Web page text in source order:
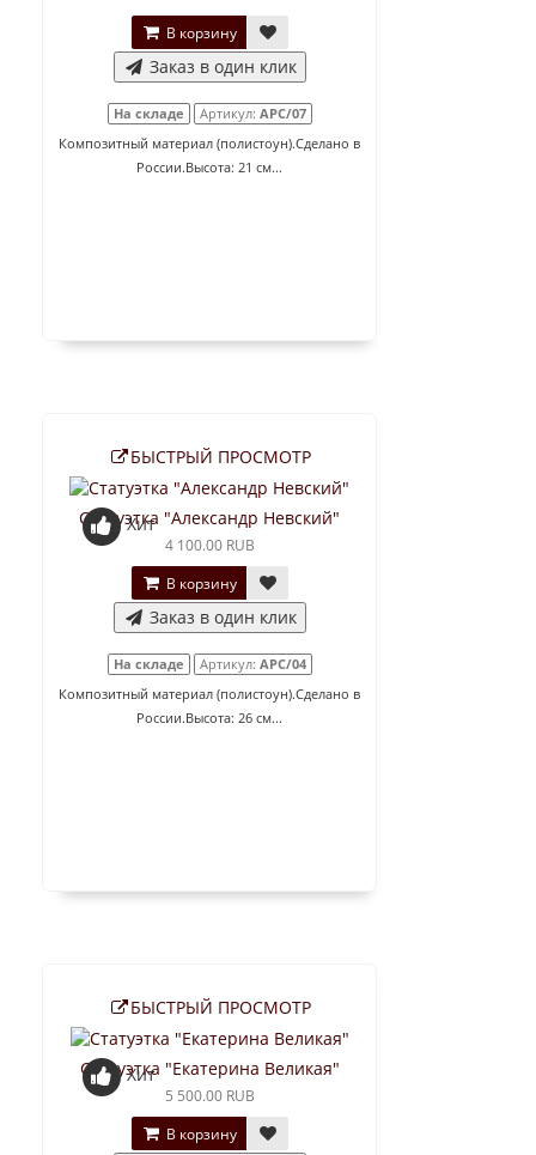
В корзину
Заказ в один клик
На складе Артикул: АРС/07
Композитный материал (полистоун).Сделано в
России.Высота: 21 см...
БЫСТРЫЙ ПРОСМОТР
Хит
Статуэтка "Александр Невский"
4 100.00 RUB
В корзину
Заказ в один клик
На складе Артикул: АРС/04
Композитный материал (полистоун).Сделано в
России.Высота: 26 см...
БЫСТРЫЙ ПРОСМОТР
Хит
Статуэтка "Екатерина Великая"
5 500.00 RUB
В корзину